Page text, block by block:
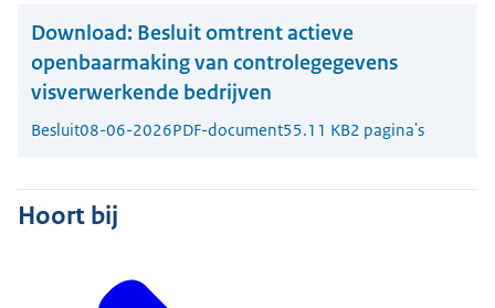
Download: Besluit omtrent actieve
openbaarmaking van controlegegevens
visverwerkende bedrijven
Besluit08-06-2026PDF-document55.11 KB2 pagina's
Hoort bij